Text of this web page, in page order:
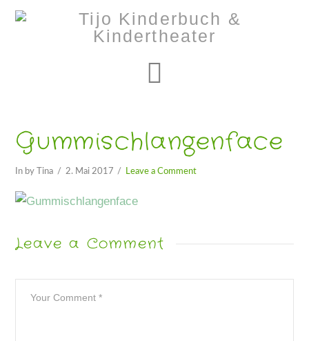
Gummischlangenface
In by Tina 2. Mai 2017 Leave a Comment
Leave a Comment